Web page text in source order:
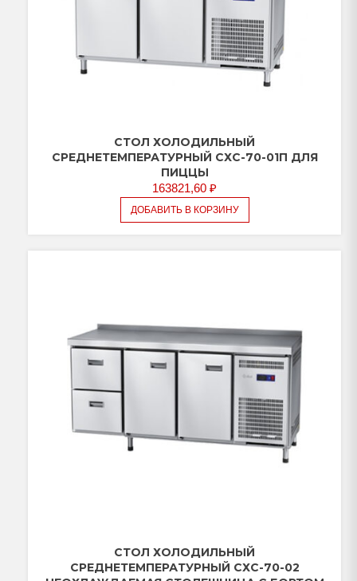
СТОЛ ХОЛОДИЛЬНЫЙ
СРЕДНЕТЕМПЕРАТУРНЫЙ СХС-70-01П ДЛЯ
ПИЦЦЫ
163821,60 ₽
ДОБАВИТЬ В КОРЗИНУ
СТОЛ ХОЛОДИЛЬНЫЙ
СРЕДНЕТЕМПЕРАТУРНЫЙ СХС-70-02